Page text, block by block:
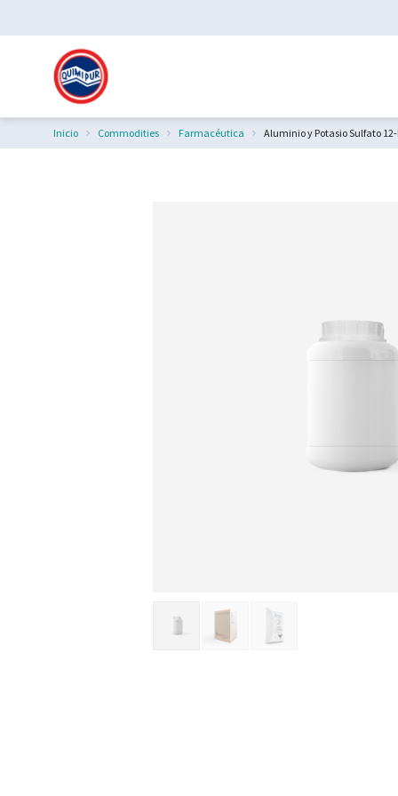
Estás aquí:
Inicio Commodities Farmacéutica Aluminio y Potasio Sulfato